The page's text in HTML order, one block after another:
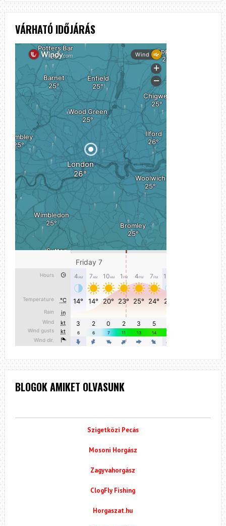
VÁRHATÓ IDŐJÁRÁS
BLOGOK AMIKET OLVASUNK
Szigetközi Pecás
Mosoni Horgász
Zagyvahorgász
ClogFly Fishing
Horgaszat.hu